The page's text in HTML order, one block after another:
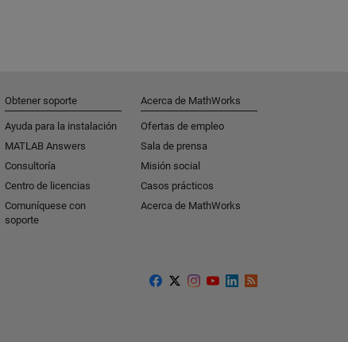
Obtener soporte
Ayuda para la instalación
MATLAB Answers
Consultoría
Centro de licencias
Comuníquese con
soporte
Acerca de MathWorks
Ofertas de empleo
Sala de prensa
Misión social
Casos prácticos
Acerca de MathWorks